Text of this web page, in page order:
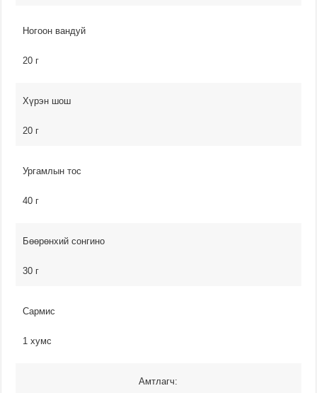
Ногоон вандуй
20 г
Хүрэн шош
20 г
Ургамлын тос
40 г
Бөөрөнхий сонгино
30 г
Сармис
1 хумс
Амтлагч: